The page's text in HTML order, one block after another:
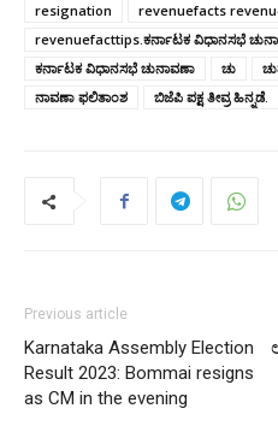
resignation
revenuefacts
revenuefacttips.ಕರ್ನಾಟಕ ವಿಧಾನಸಭೆ
ಕರ್ನಾಟಕ ವಿಧಾನಸಭೆ ಚುನಾವಣಾ
ಚು
ನಾವಣಾ ಫಲಿತಾಂಶ
ಬಿಜೆಪಿ ಪಕ್ಷ ತೀವ್ರ ಹಿನ್ನಡೆ.
Previous article
Karnataka Assembly Election
Result 2023: Bommai resigns
as CM in the evening